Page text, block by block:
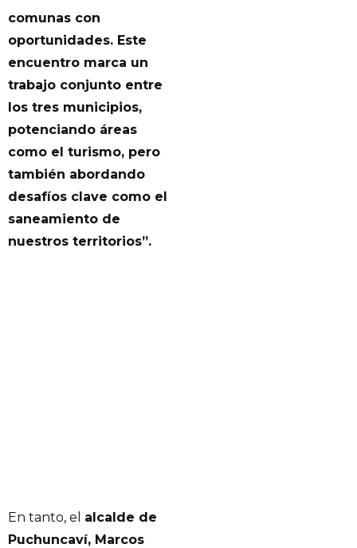
comunas con
oportunidades. Este
encuentro marca un
trabajo conjunto entre
los tres municipios,
potenciando áreas
como el turismo, pero
también abordando
desafíos clave como el
saneamiento de
nuestros territorios”.
En tanto, el alcalde de
Puchuncaví, Marcos